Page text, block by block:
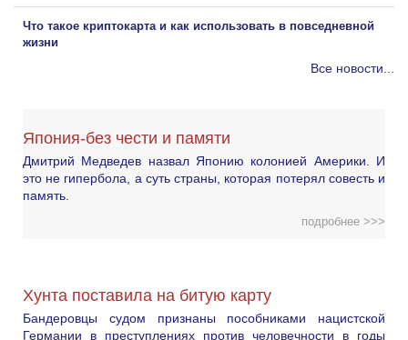
Что такое криптокарта и как использовать в повседневной
жизни
Все новости...
Япония-без чести и памяти
Дмитрий Медведев назвал Японию колонией Америки. И
это не гипербола, а суть страны, которая потерял совесть и
память.
подробнее >>>
Хунта поставила на битую карту
Бандеровцы судом признаны пособниками нацистской
Германии в преступлениях против человечности в годы